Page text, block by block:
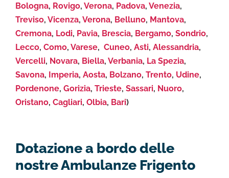
Bologna, Rovigo, Verona, Padova, Venezia,
Treviso, Vicenza, Verona, Belluno, Mantova,
Cremona, Lodi, Pavia, Brescia, Bergamo, Sondrio,
Lecco, Como, Varese, Cuneo, Asti, Alessandria,
Vercelli, Novara, Biella, Verbania, La Spezia,
Savona, Imperia, Aosta, Bolzano, Trento, Udine,
Pordenone, Gorizia, Trieste, Sassari, Nuoro,
Oristano, Cagliari, Olbia, Bari)
Dotazione a bordo delle
nostre Ambulanze Frigento